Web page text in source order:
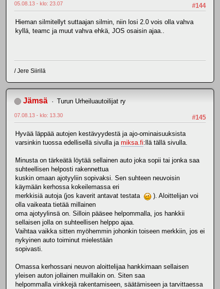
#144
05.08.13 - klo: 23.07
Hieman silmitellyt suttaajan silmin, niin losi 2.0 vois olla vahva
kyllä, teamc ja muut vahva ehkä, JOS osaisin ajaa..
/ Jere Siirilä
Jämsä Turun Urheiluautoilijat ry
#145
07.08.13 - klo: 13.30
Hyvää läppää autojen kestävyydestä ja ajo-ominaisuuksista
varsinkin tuossa edellisellä sivulla ja miksa.fi:llä tällä sivulla.
Minusta on tärkeätä löytää sellainen auto joka sopii tai jonka saa
suhteellisen helposti rakennettua
kuskin omaan ajotyyliin sopivaksi. Sen suhteen neuvoisin
käymään kerhossa kokeilemassa eri
merkkisiä autoja (jos kaverit antavat testata
). Aloittelijan voi
olla vaikeata tietää millainen
oma ajotyylinsä on. Silloin pääsee helpommalla, jos hankkii
sellaisen jolla on suhteellisen helppo ajaa.
Vaihtaa vaikka sitten myöhemmin johonkin toiseen merkkiin, jos ei
nykyinen auto toiminut mielestään
sopivasti.
Omassa kerhossani neuvon aloittelijaa hankkimaan sellaisen
yleisen auton jollainen muillakin on. Siten saa
helpommalla vinkkejä rakentamiseen, säätämiseen ja tarvittaessa